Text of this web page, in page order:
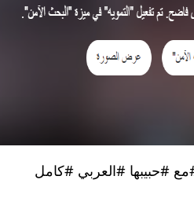
#العربي #كامل